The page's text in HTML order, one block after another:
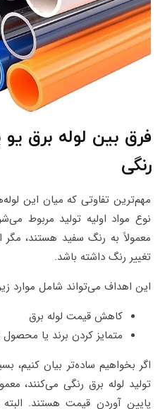
فرق بین لوله برق
رنگی
مهم‌ترین تفاوتی که میان این
معمولاً به رنگ سفید هستند، مگر
تغییر رنگ داشته باشد.
این اهداف می‌تواند شامل موارد
کاهش قیمت لوله برق
متمایز کردن برند یا محصول
اگر بخواهیم ساده‌تر بیان کنیم،
تولید لوله برق رنگی می‌کنند،
پایین آوردن قیمت هستند. البته